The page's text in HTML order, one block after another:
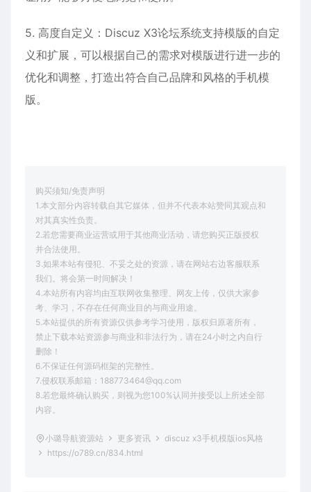
5. 高度自定义：Discuz X3论坛系统支持模版的自定
义和扩展，可以根据自己的需求对模版进行进一步的
优化和调整，打造出符合自己品牌和风格的手机模
版。
购买须知/免责声明
1.本文部分内容转载自其它媒体，但并不代表本站赞同其观点和
对其真实性负责。
2.若您需要商业运营或用于其他商业活动，请您购买正版授权
并合法使用。
3.如果本站有侵犯、不妥之处的资源，请在网站右边客服联系
我们。将会第一时间解决！
4.本站所有内容均由互联网收集整理、网友上传，仅供大家参
考、学习，不存在任何商业目的与商业用途。
5.本站提供的所有资源仅供参考学习使用，版权归原著所有，
禁止下载本站资源参与商业和非法行为，请在24小时之内自行
删除！
6.不保证任何源码框架的完整性。
7.侵权联系邮箱：188773464@qq.com
8.若您最终确认购买，则视为您100%认同并接受以上所述全部
内容。
小璐导航资源站 更多资讯
discuz x3手机模版ios风格
https://o789.cn/834.html